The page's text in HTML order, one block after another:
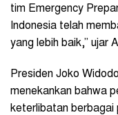
tim Emergency
Indonesia telah
yang lebih baik,” ujar
Presiden Joko
menekankan bahwa
keterlibatan berbagai